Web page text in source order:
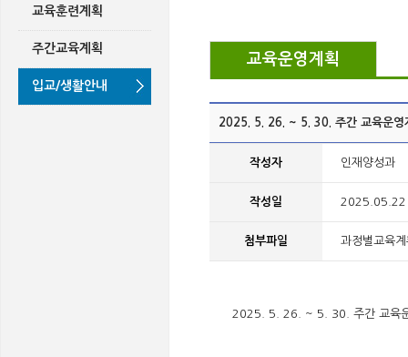
교육훈련계획
주간교육계획
입교/생활안내
교육운영계획
2025. 5. 26. ~ 5. 30. 주간 교육운영
작성자 인재양성과
작성일 2025.05.22
첨부파일 과정별교육
2025. 5. 26. ~ 5. 30. 주간 교육